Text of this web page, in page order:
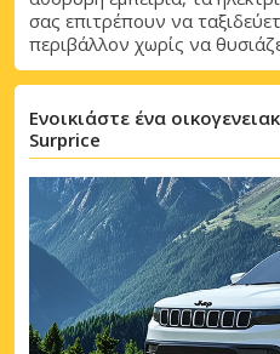
Αποκτήστε
προσφορές
σας επιτρέπουν να
περιβάλλον χωρίς να
Ενοικιάστε ένα
Surprice